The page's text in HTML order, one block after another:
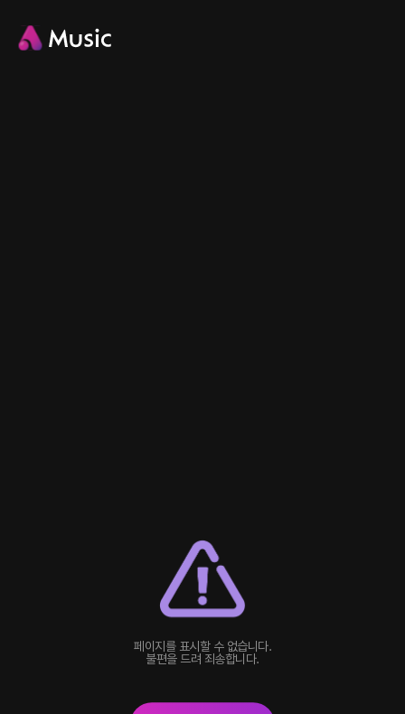
페이지를 표시할 수 없습니다.
불편을 드려 죄송합니다.